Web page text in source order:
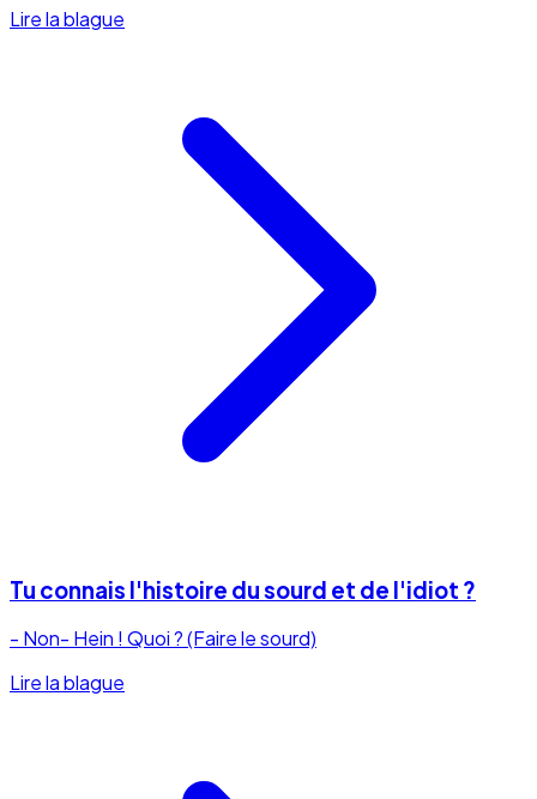
Lire la blague
Tu connais l'histoire du sourd et de l'idiot ?
- Non- Hein ! Quoi ? (Faire le sourd)
Lire la blague